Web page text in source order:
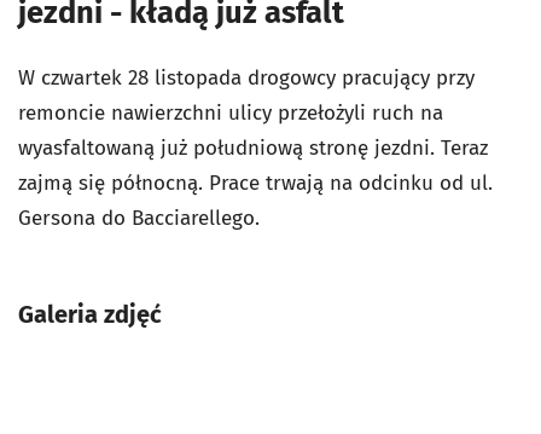
jezdni - kładą już asfalt
W czwartek 28 listopada drogowcy pracujący przy
remoncie nawierzchni ulicy przełożyli ruch na
wyasfaltowaną już południową stronę jezdni. Teraz
zajmą się północną. Prace trwają na odcinku od ul.
Gersona do Bacciarellego.
Galeria zdjęć